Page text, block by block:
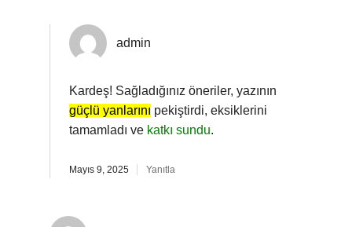
admin
Kardeş! Sağladığınız öneriler, yazının
güçlü yanlarını pekiştirdi, eksiklerini
tamamladı ve katkı sundu.
Mayıs 9, 2025 Yanıtla